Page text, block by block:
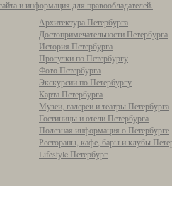
и информация для правообладателей.
Архитектура Петербурга
Достопримечательности Петербурга
История Петербурга
Прогулки по Петербургу
Фото Петербурга
Экскурсии по Петербургу
Карта Петербурга
Музеи, галереи и театры Петербурга
Гостиницы и отели Петербурга
Полезная информация о Петербурге
Рестораны, кафе, бары и клубы
Lifestyle Петербург